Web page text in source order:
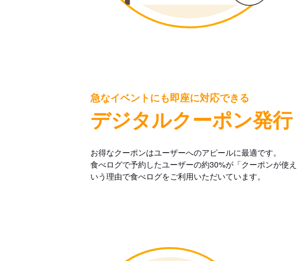
急なイベントにも即座に対応できる
デジタルクーポン発行
お得なクーポンはユーザーへのアピールに最適です。
食べログで予約したユーザーの約30%が「クーポンが使
いう理由で食べログをご利用いただいています。